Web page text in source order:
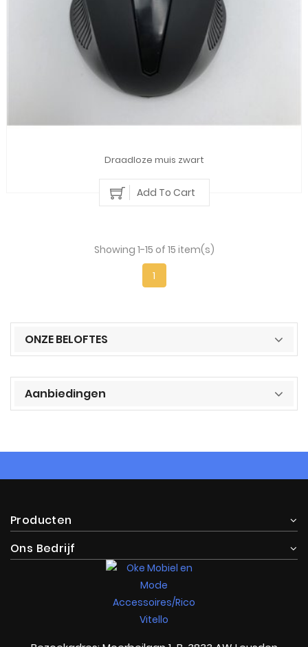
Draadloze muis zwart
Add To Cart
Showing 1-15 of 15 item(s)
1
ONZE BELOFTES
Aanbiedingen
Producten
Ons Bedrijf